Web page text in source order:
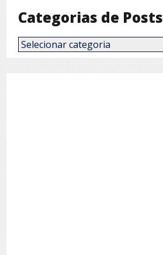
Categorias de Posts
Categorias
de